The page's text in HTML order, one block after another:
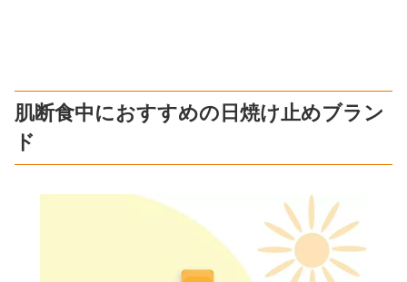
肌断食中におすすめの日焼け止めブラン
ド